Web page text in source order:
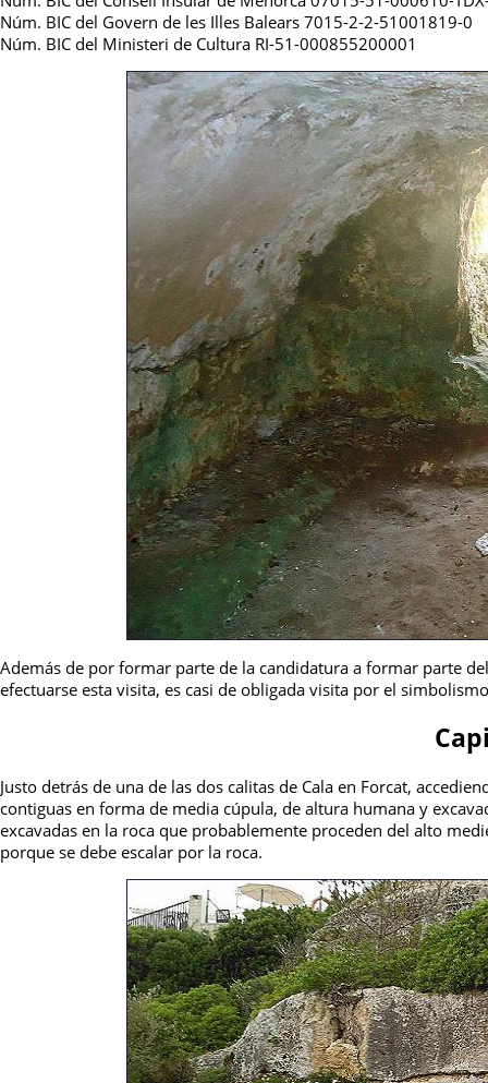
Núm. BIC del Govern de les Illes Balears 7015-2-2-51001819-0
Núm. BIC del Ministeri de Cultura RI-51-000855200001
Además de por formar parte de la candidatura a formar parte
efectuarse esta visita, es casi de obligada visita por el
Justo detrás de una de las dos calitas de Cala en Forcat,
contiguas en forma de media cúpula, de altura humana y
excavadas en la roca que probablemente proceden del alto
porque se debe escalar por la roca.